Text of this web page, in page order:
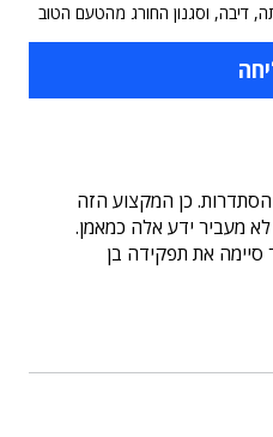
דיבה, וסגנון החורג מהטעם הטוב
כן המקצוע הזה
מעביר ידע אלה כמאמן.
סיימה את תפקידה בן